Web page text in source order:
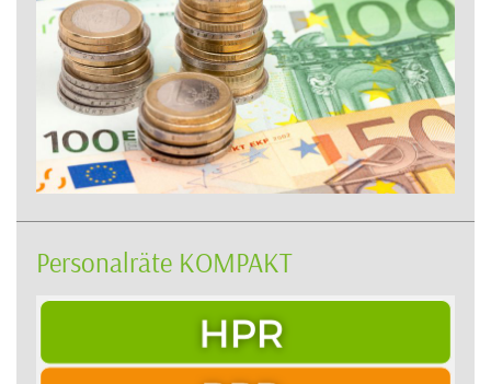
Personalräte KOMPAKT